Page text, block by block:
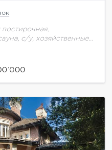
с/у, хозяйственные
кухня 2 этаж : 4